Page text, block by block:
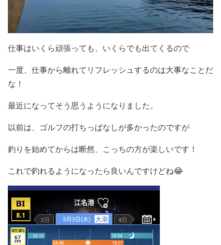
仕事はいくら頑張っても、いくらでも出てくるので
一度、仕事から離れてリフレッシュするのは大事なことだ
な！
最近になってそう思うようになりました。
以前は、ゴルフの打ちっぱなしが多かったのですが
釣りを始めてからは断然、こっちの方が楽しいです！
これで釣れるようになったら良いんですけどね😂